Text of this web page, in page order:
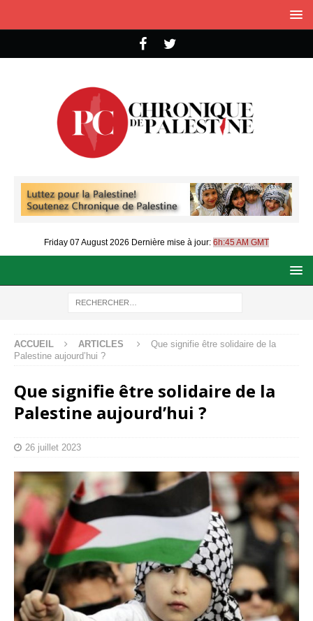
Friday 07 August 2026 Dernière mise à jour: 6h:45 AM GMT
ACCUEIL ARTICLES
Que signifie être solidaire de la
Palestine aujourd’hui ?
Que signifie être solidaire de la
Palestine aujourd’hui ?
26 juillet 2023